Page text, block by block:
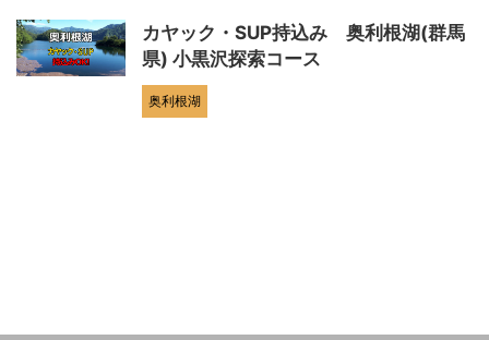
カヤック・SUP持込み 奥利根湖(群馬
県) 小黒沢探索コース
奥利根湖